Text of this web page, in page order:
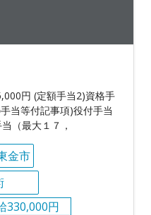
円 (定額手当2)資格手
当等付記事項)役付手当
（最大１７，
金市
330,000円